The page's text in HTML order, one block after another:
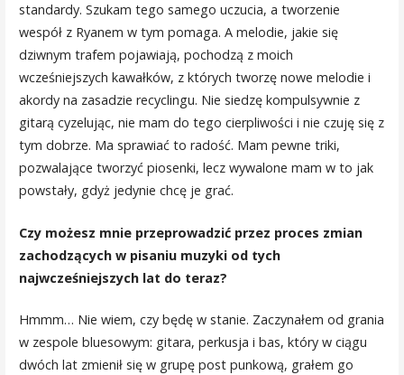
standardy. Szukam tego samego uczucia, a tworzenie
wespół z Ryanem w tym pomaga. A melodie, jakie się
dziwnym trafem pojawiają, pochodzą z moich
wcześniejszych kawałków, z których tworzę nowe melodie i
akordy na zasadzie recyclingu. Nie siedzę kompulsywnie z
gitarą cyzelując, nie mam do tego cierpliwości i nie czuję się z
tym dobrze. Ma sprawiać to radość. Mam pewne triki,
pozwalające tworzyć piosenki, lecz wywalone mam w to jak
powstały, gdyż jedynie chcę je grać.
Czy możesz mnie przeprowadzić przez proces zmian
zachodzących w pisaniu muzyki od tych
najwcześniejszych lat do teraz?
Hmmm… Nie wiem, czy będę w stanie. Zaczynałem od grania
w zespole bluesowym: gitara, perkusja i bas, który w ciągu
dwóch lat zmienił się w grupę post punkową, grałem go